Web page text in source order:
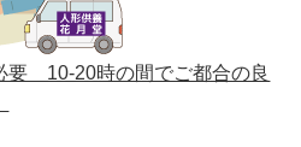
和2年4月16日(木)
和2年2月13日(木)
要 10-20時の間でご都合の良